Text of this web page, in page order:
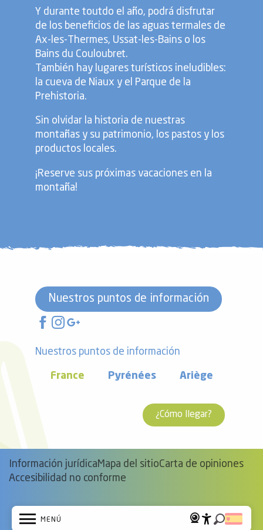
MENÚ
Y durante toutdo el año, podrá disfrutar
de los beneficios de las aguas termales de
Ax-les-Thermes, Ussat-les-Bains o los
Bains du Couloubret.
También hay lugares turísticos ineludibles:
la cueva de Niaux y el Parque de la
Prehistoria.
Sin olvidar la historia de nuestras
montañas y su patrimonio, los pastos y los
productos locales.
¡Reserve sus próximas vacaciones en la
montaña!
Nuestros puntos de información
Nuestros puntos de información
France Pyrénées Ariège
¿Cómo llegar?
Información jurídicaMapa del sitioCarta de opiniones
Accesibilidad no conforme